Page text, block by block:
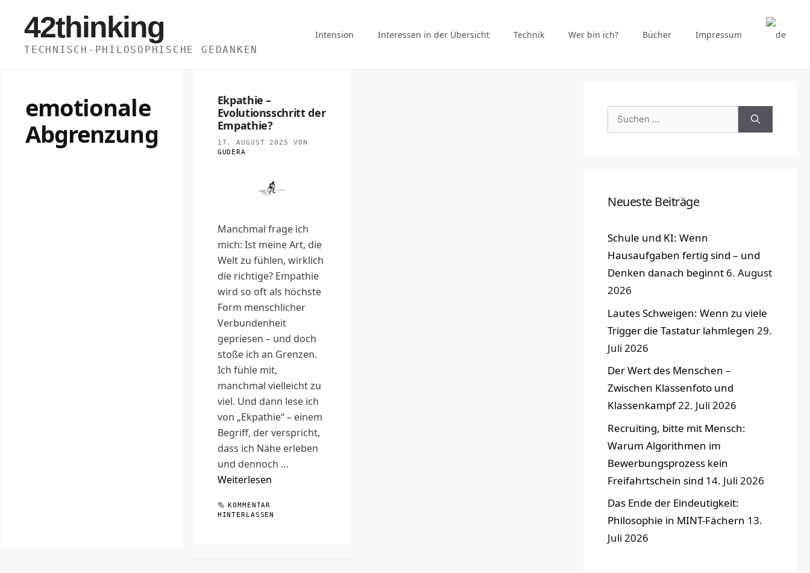
Inhalt
springen
42thinking
TECHNISCH-PHILOSOPHISCHE GEDANKEN
Intension Interessen in der Übersicht Technik Wer bin ich? Bücher Impressum
emotionale
Abgrenzung
Ekpathie –
Evolutionsschritt der
Empathie?
17. AUGUST 2025
VON
GUDERA
Manchmal frage ich
mich: Ist meine Art, die
Welt zu fühlen, wirklich
die richtige? Empathie
wird so oft als höchste
Form menschlicher
Verbundenheit
gepriesen – und doch
stoße ich an Grenzen.
Ich fühle mit,
manchmal vielleicht zu
viel. Und dann lese ich
von „Ekpathie“ – einem
Begriff, der verspricht,
dass ich Nähe erleben
und dennoch …
Weiterlesen
KOMMENTAR
HINTERLASSEN
Suchen
nach:
Neueste Beiträge
Schule und KI: Wenn
Hausaufgaben fertig sind – und
Denken danach beginnt 6. August
2026
Lautes Schweigen: Wenn zu viele
Trigger die Tastatur lahmlegen 29.
Juli 2026
Der Wert des Menschen –
Zwischen Klassenfoto und
Klassenkampf22. Juli 2026
Recruiting, bitte mit Mensch:
Warum Algorithmen im
Bewerbungsprozess kein
Freifahrtschein sind 14. Juli 2026
Das Ende der Eindeutigkeit:
Philosophie in MINT-Fächern 13.
Juli 2026